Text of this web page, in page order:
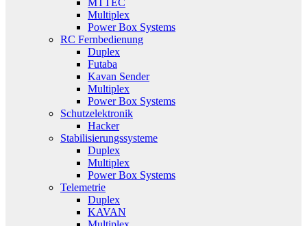
MTTEC
Multiplex
Power Box Systems
RC Fernbedienung
Duplex
Futaba
Kavan Sender
Multiplex
Power Box Systems
Schutzelektronik
Hacker
Stabilisierungssysteme
Duplex
Multiplex
Power Box Systems
Telemetrie
Duplex
KAVAN